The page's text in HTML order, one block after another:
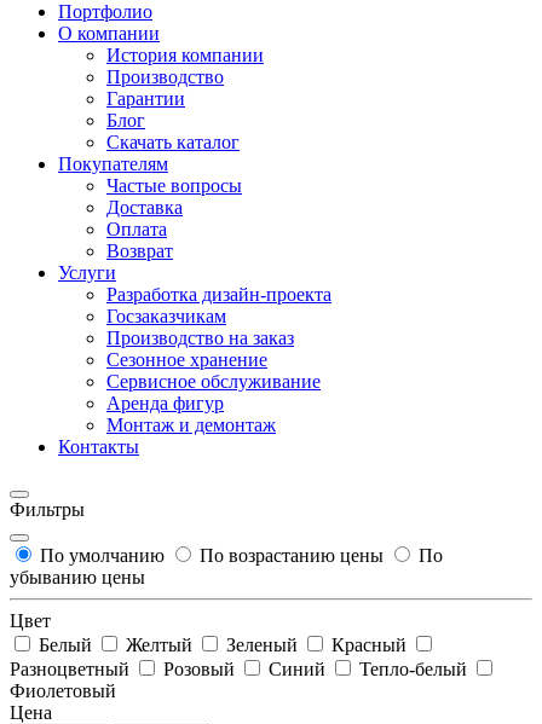
Портфолио
О компании
История компании
Производство
Гарантии
Блог
Скачать каталог
Покупателям
Частые вопросы
Доставка
Оплата
Возврат
Услуги
Разработка дизайн-проекта
Госзаказчикам
Производство на заказ
Сезонное хранение
Сервисное обслуживание
Аренда фигур
Монтаж и демонтаж
Контакты
Фильтры
По умолчанию По возрастанию цены
По
убыванию цены
Цвет
Белый
Желтый Зеленый
Красный
Разноцветный
Розовый Синий
Тепло-белый
Фиолетовый
Цена